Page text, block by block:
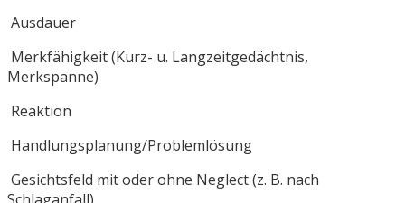
Ausdauer
Merkfähigkeit (Kurz- u. Langzeitgedächtnis,
Merkspanne)
Reaktion
Handlungsplanung/Problemlösung
Gesichtsfeld mit oder ohne Neglect (z. B. nach